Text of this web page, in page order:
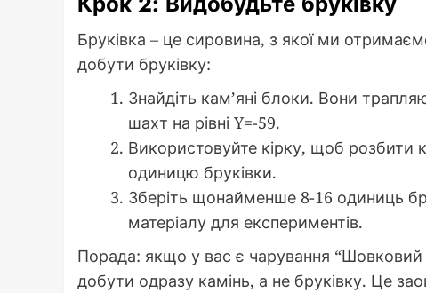
Бруківка – це сировина, з якої ми
добути бруківку:
Знайдіть кам’яні блоки. Вони
шахт на рівні Y=-59.
Використовуйте кірку, щоб розбити
одиницю бруківки.
Зберіть щонайменше 8-16 одиниць
матеріалу для експериментів.
Порада: якщо у вас є чарування
добути одразу камінь, а не бруківку. Це